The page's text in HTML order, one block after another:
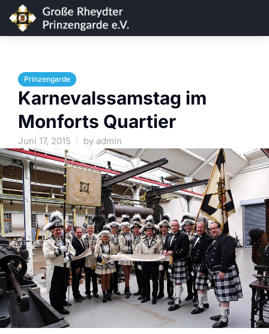
Prinzengarde
Karnevalssamstag im
Monforts Quartier
Juni 17, 2015 by admin